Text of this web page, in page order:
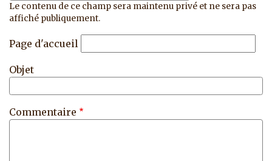
Le contenu de ce champ sera maintenu privé et ne sera pas
affiché publiquement.
Page d'accueil
Objet
Commentaire